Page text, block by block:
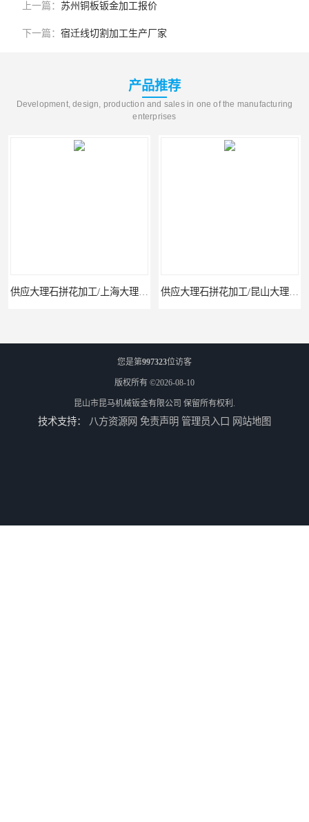
上一篇： 苏州铜板钣金加工报价
下一篇： 宿迁线切割加工生产厂家
产品推荐
Development, design, production and sales in one of the manufacturing
enterprises
您是第997323位访客
版权所有 ©2026-08-10
昆山市昆马机械钣金有限公司 保留所有权利.
技术支持： 八方资源网 免责声明 管理员入口 网站地图